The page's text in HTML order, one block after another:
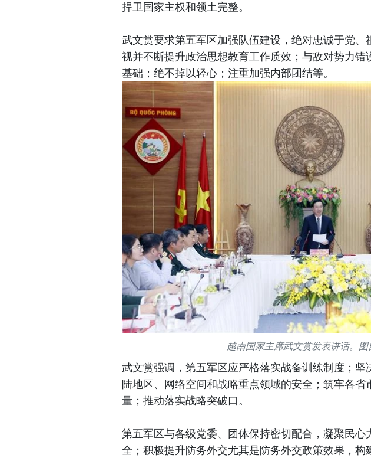
捍卫国家主权和领土完整。
武文赏要求第五军区加强队伍建设，绝对忠诚于党、
视并不断提升政治思想教育工作质效；与敌对势力错
基础；绝不掉以轻心；注重加强内部团结等。
越南国家主席武文赏发表讲话。图
武文赏强调，第五军区应严格落实战备训练制度；坚
陆地区、网络空间和战略重点领域的安全；筑牢各
量；推动落实战略突破口。
第五军区与各级党委、团体保持密切配合，凝聚民心
全；积极提升防务外交尤其是防务外交政策效果，构